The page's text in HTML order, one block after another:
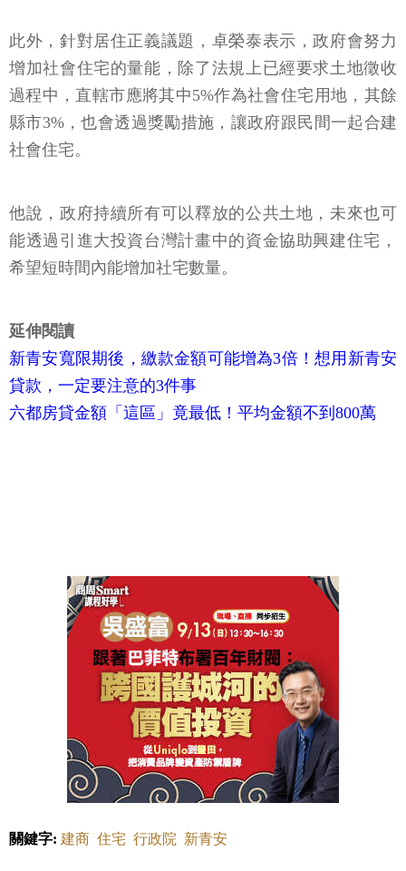
此外，針對居住正義議題，卓榮泰表示，政府會努力
增加社會住宅的量能，除了法規上已經要求土地徵收
過程中，直轄市應將其中5%作為社會住宅用地，其餘
縣市3%，也會透過獎勵措施，讓政府跟民間一起合建
社會住宅。
他說，政府持續所有可以釋放的公共土地，未來也可
能透過引進大投資台灣計畫中的資金協助興建住宅，
希望短時間內能增加社宅數量。
延伸閱讀
新青安寬限期後，繳款金額可能增為3倍！想用新青安
貸款，一定要注意的3件事
六都房貸金額「這區」竟最低！平均金額不到800萬
關鍵字: 建商 住宅 行政院 新青安